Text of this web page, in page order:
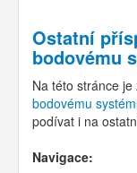
Ostatní
bodovému
Na této stránce
bodovému
podívat i na
Navigace: